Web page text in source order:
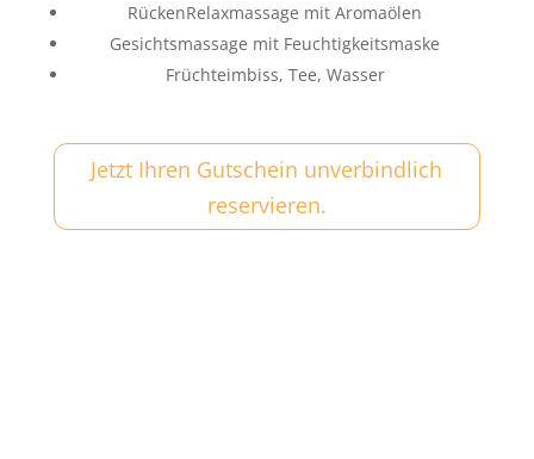
RückenRelaxmassage mit Aromaölen
Gesichtsmassage mit Feuchtigkeitsmaske
Früchteimbiss, Tee, Wasser
Jetzt Ihren Gutschein unverbindlich
reservieren.